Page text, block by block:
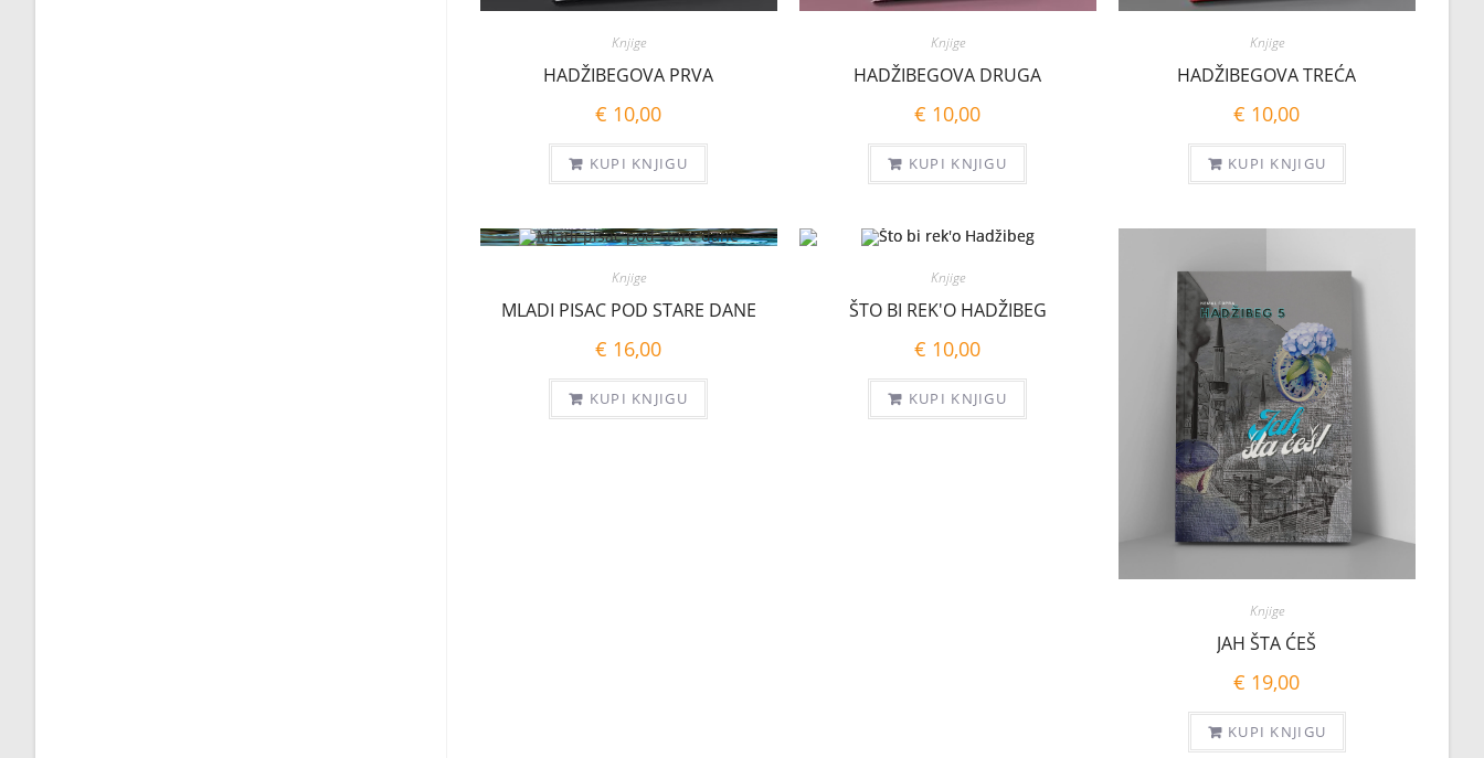
Knjige
HADŽIBEGOVA PRVA
€ 10,00
KUPI KNJIGU
Knjige
HADŽIBEGOVA DRUGA
€ 10,00
KUPI KNJIGU
Knjige
HADŽIBEGOVA TREĆA
€ 10,00
KUPI KNJIGU
Knjige
MLADI PISAC POD STARE DANE
€ 16,00
KUPI KNJIGU
Knjige
ŠTO BI REK'O HADŽIBEG
€ 10,00
KUPI KNJIGU
Knjige
JAH ŠTA ĆEŠ
€ 19,00
KUPI KNJIGU